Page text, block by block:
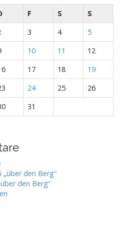
F S
S
3 4
5
10 11
12
17 18
19
24 25
26
31
„über den Berg“
den Berg“